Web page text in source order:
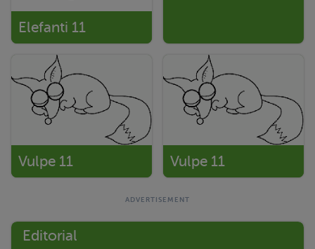
Elefanti 11
Vulpe 11 Vulpe 11
Editorial